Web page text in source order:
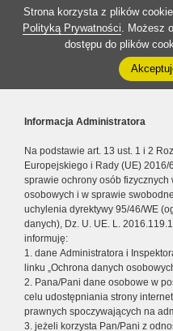
Strona korzysta z plików
Polityką Prywatności. Możesz
dostępu do plików
Informacja Administratora
Na podstawie art. 13 ust. 1 i 2
Europejskiego i Rady (UE)
sprawie ochrony osób
osobowych i w sprawie
uchylenia dyrektywy 95/46/WE
danych), Dz. U. UE. L.
informuję:
1. dane Administratora i
linku „Ochrona danych
2. Pana/Pani dane osobowe w
celu udostępniania strony
prawnych spoczywających na
3. jeżeli korzysta Pan/Pani z